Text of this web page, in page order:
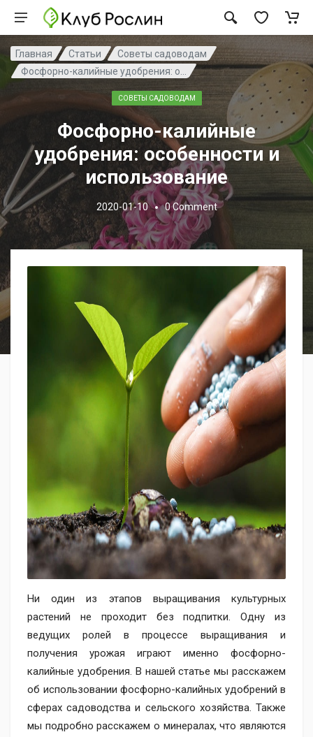
Главная Статьи
Советы садоводам
Фосфорно-калийные удобрения: о...
СОВЕТЫ САДОВОДАМ
Фосфорно-калийные
удобрения: особенности и
использование
2020-01-10 0Comment
Ни один из этапов выращивания культурных
растений не проходит без подпитки. Одну из
ведущих ролей в процессе выращивания и
получения урожая играют именно фосфорно-
калийные удобрения. В нашей статье мы расскажем
об использовании фосфорно-калийных удобрений в
сферах садоводства и сельского хозяйства. Также
мы подробно расскажем о минералах, что являются